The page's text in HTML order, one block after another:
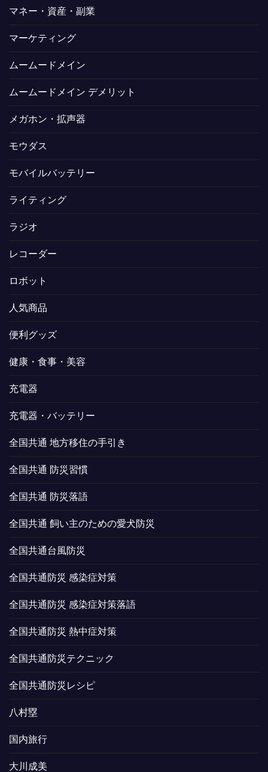
マネー・資産・副業
マーケティング
ムームードメイン
ムームードメイン デメリット
メガホン・拡声器
モウダス
モバイルバッテリー
ライティング
ラジオ
レコーダー
ロボット
人気商品
便利グッズ
健康・食事・美容
充電器
充電器・バッテリー
全国共通 地方移住の手引き
全国共通 防災習慣
全国共通 防災落語
全国共通 飼い主のための愛犬防災
全国共通台風防災
全国共通防災 感染症対策
全国共通防災 感染症対策落語
全国共通防災 熱中症対策
全国共通防災テクニック
全国共通防災レシピ
八村塁
国内旅行
大川成美